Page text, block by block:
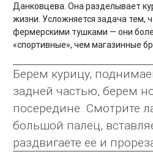
Данковцева. Она разделывает
жизни. Усложняется задача тем,
фермерскими тушками — они
«спортивные», чем магазинные
Берем курицу,
задней частью, берем
посередине. Смотрите
большой палец,
раздвигаете её и